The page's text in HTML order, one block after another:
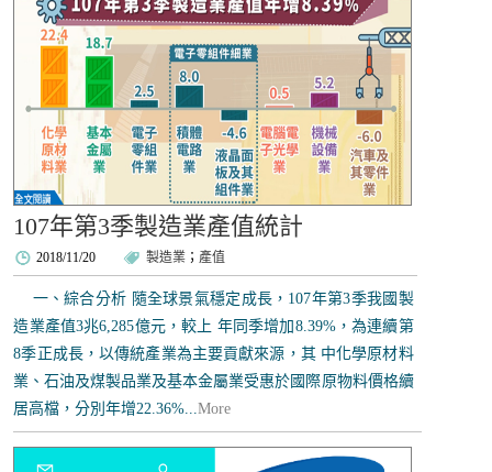
107年第3季製造業產值統計
2018/11/20 製造業 ； 產值
一、綜合分析 隨全球景氣穩定成長，107年第3季我國製
造業產值3兆6,285億元，較上 年同季增加8.39%，為連續第
8季正成長，以傳統產業為主要貢獻來源，其 中化學原材料
業、石油及煤製品業及基本金屬業受惠於國際原物料價格續
居高檔，分別年增22.36%...More